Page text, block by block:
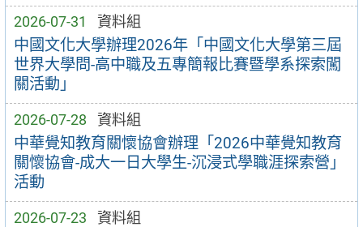
2026-07-31 資料組
中國文化大學辦理2026年「中國文化大學第三屆
世界大學問-高中職及五專簡報比賽暨學系探索闖
關活動」
2026-07-28 資料組
中華覺知教育關懷協會辦理「2026中華覺知教育
關懷協會-成大一日大學生-沉浸式學職涯探索營」
活動
2026-07-23 資料組